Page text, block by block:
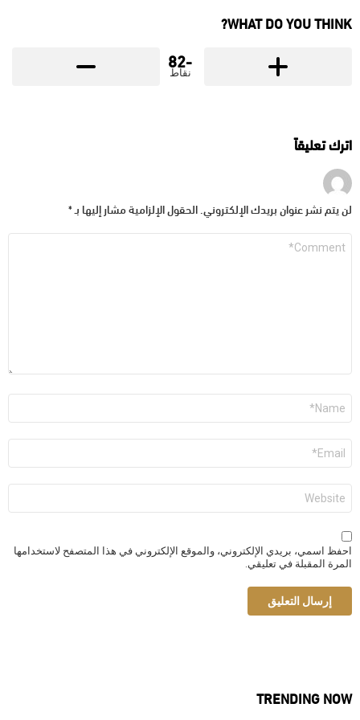
WHAT DO YOU THINK?
-82
نقاط
اترك تعليقاً
لن يتم نشر عنوان بريدك الإلكتروني.الحقول الإلزامية مشار إليها بـ*
البريد
الإلكتروني
*
الموقع
الإلكتروني
احفظ اسمي، بريدي الإلكتروني، والموقع الإلكتروني في هذا المتصفح لاستخدامها
المرة المقبلة في تعليقي.
TRENDING NOW